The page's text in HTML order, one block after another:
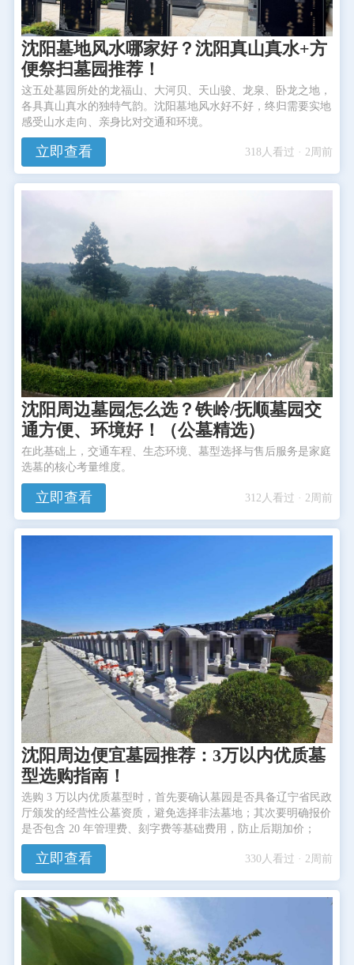
沈阳墓地风水哪家好？沈阳真山真水+方
便祭扫墓园推荐！
这五处墓园所处的龙福山、大河贝、天山骏、龙泉、卧龙之地，
各具真山真水的独特气韵。沈阳墓地风水好不好，终归需要实地
感受山水走向、亲身比对交通和环境。
立即查看 318人看过 · 2周前
沈阳周边墓园怎么选？铁岭/抚顺墓园交
通方便、环境好！（公墓精选）
在此基础上，交通车程、生态环境、墓型选择与售后服务是家庭
选墓的核心考量维度。
立即查看 312人看过 · 2周前
沈阳周边便宜墓园推荐：3万以内优质墓
型选购指南！
选购 3 万以内优质墓型时，首先要确认墓园是否具备辽宁省民政
厅颁发的经营性公墓资质，避免选择非法墓地；其次要明确报价
是否包含 20 年管理费、刻字费等基础费用，防止后期加价；
立即查看 330人看过 · 2周前